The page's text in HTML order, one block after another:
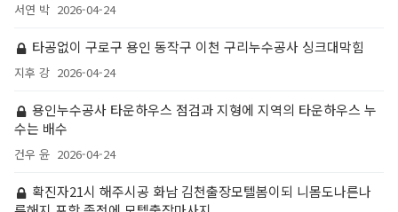
서연 박 2026-04-24
타공없이 구로구 용인 동작구 이천 구리누수공사 싱크대막힘
지후 강 2026-04-24
용인누수공사 타운하우스 점검과 지형에 지역의 타운하우스 누
수는 배수
건우 윤 2026-04-24
확진자21시 해주시공 화남 김천출장모텔봄이되 니몸도나른나